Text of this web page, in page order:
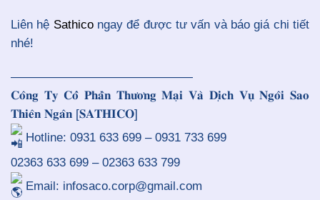
Liên hệ Sathicongay để được tư vấn và báo giá chi tiết
nhé!
———————————————
𝐂𝐨̂𝐧𝐠 𝐓𝐲 𝐂𝐨̂̉ 𝐏𝐡𝐚̂̀𝐧 𝐓𝐡𝐮̛𝐨̛𝐧𝐠 𝐌𝐚̣𝐢 𝐕𝐚̀ 𝐃𝐢̣𝐜𝐡 𝐕𝐮̣ 𝐍𝐠𝐨̂𝐢 𝐒𝐚𝐨
𝐓𝐡𝐢𝐞̂𝐧 𝐍𝐠𝐚̂𝐧 [𝐒𝐀𝐓𝐇𝐈𝐂𝐎]
Hotline: 0931 633 699 – 0931 733 699
02363 633 699 – 02363 633 799
Email: infosaco.corp@gmail.com